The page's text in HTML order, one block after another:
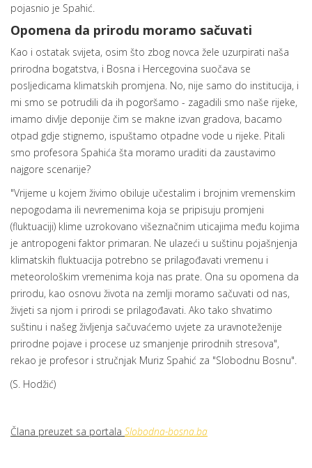
pojasnio je Spahić.
Opomena da prirodu moramo sačuvati
Kao i ostatak svijeta, osim što zbog novca žele uzurpirati naša
prirodna bogatstva, i Bosna i Hercegovina suočava se
posljedicama klimatskih promjena. No, nije samo do institucija, i
mi smo se potrudili da ih pogoršamo - zagadili smo naše rijeke,
imamo divlje deponije čim se makne izvan gradova, bacamo
otpad gdje stignemo, ispuštamo otpadne vode u rijeke. Pitali
smo profesora Spahića šta moramo uraditi da zaustavimo
najgore scenarije?
"Vrijeme u kojem živimo obiluje učestalim i brojnim vremenskim
nepogodama ili nevremenima koja se pripisuju promjeni
(fluktuaciji) klime uzrokovano višeznačnim uticajima među kojima
je antropogeni faktor primaran. Ne ulazeći u suštinu pojašnjenja
klimatskih fluktuacija potrebno se prilagođavati vremenu i
meteorološkim vremenima koja nas prate. Ona su opomena da
prirodu, kao osnovu života na zemlji moramo sačuvati od nas,
živjeti sa njom i prirodi se prilagođavati. Ako tako shvatimo
suštinu i našeg življenja sačuvaćemo uvjete za uravnoteženije
prirodne pojave i procese uz smanjenje prirodnih stresova",
rekao je profesor i stručnjak Muriz Spahić za "Slobodnu Bosnu".
(S. Hodžić)
Člana preuzet sa portala Slobodna-bosna.ba